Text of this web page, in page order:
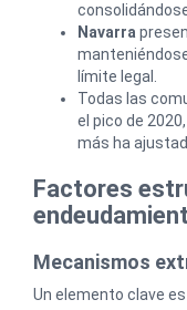
Navarra
límite legal.
Todas las
el pico de
más ha
Factores
Mecanismos
Un elemento clave